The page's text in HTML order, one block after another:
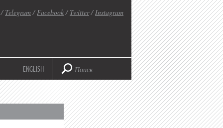
Telegram/Facebook/ Twitter/Instagram
ENGLISH